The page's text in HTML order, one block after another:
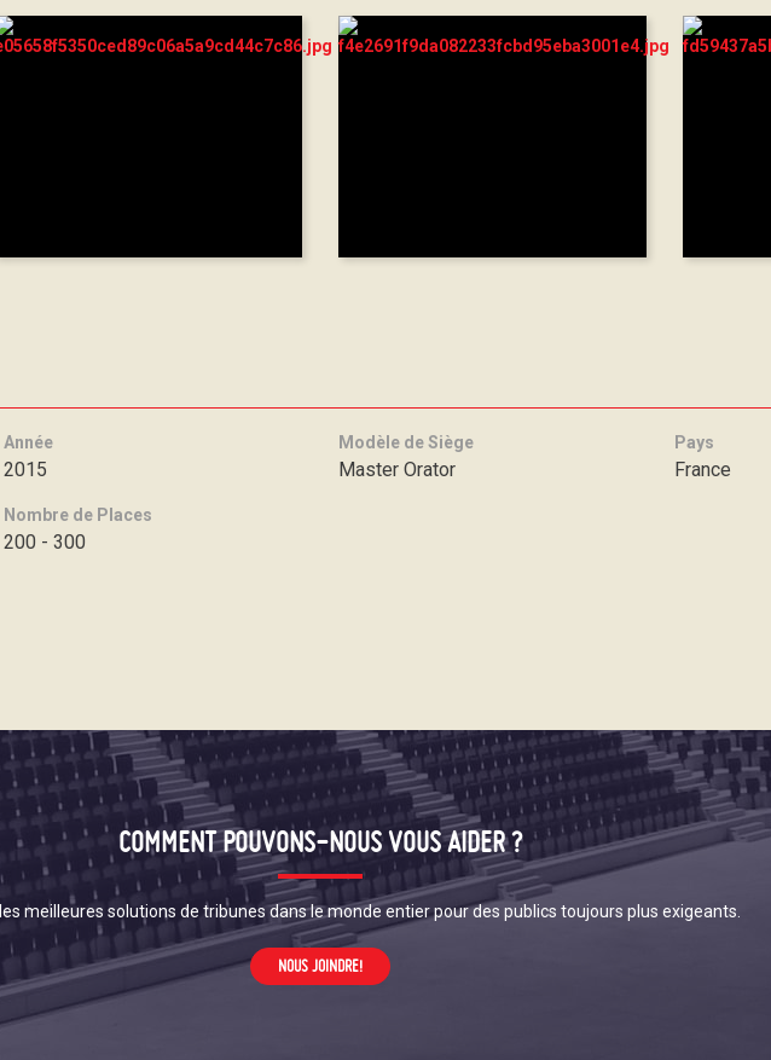
Année
2015
Modèle de Siège
Master Orator
Pays
France
Nombre de Places
200 - 300
COMMENT POUVONS-NOUS VOUS AIDER ?
meilleures solutions de tribunes dans le monde entier pour des publics toujours plus exigeants.
NOUS JOINDRE!